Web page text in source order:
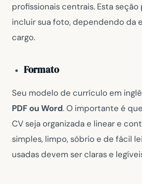
profissionais centrais. Esta
incluir sua foto, dependendo da
cargo.
Formato
Seu modelo de currículo em
PDF ou Word. O importante é
CV seja organizada e linear e
simples, limpo, sóbrio e de fácil
usadas devem ser claras e